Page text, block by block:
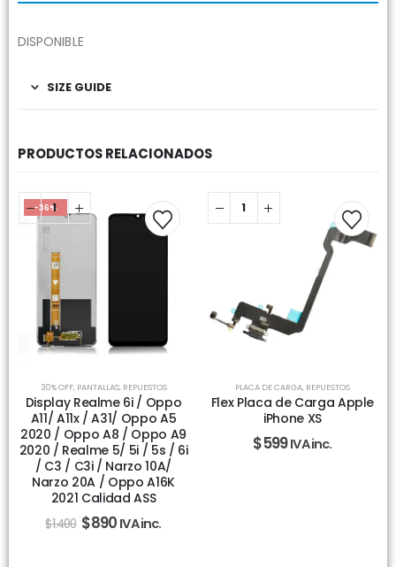
DISPONIBLE
SIZE GUIDE
PRODUCTOS RELACIONADOS
-36%
30% OFF, PANTALLAS, REPUESTOS
Display Realme 6i / Oppo
A11/ A11x / A31/ Oppo A5
2020 / Oppo A8 / Oppo A9
2020 / Realme 5/ 5i / 5s / 6i
/ C3 / C3i / Narzo 10A/
Narzo 20A / Oppo A16K
2021 Calidad ASS
$1.400 $890 IVA inc.
PLACA DE CARGA, REPUESTOS
Flex Placa de Carga Apple
iPhone XS
$599IVA inc.